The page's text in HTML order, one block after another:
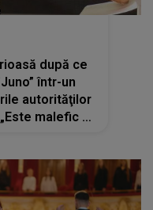
după ce
într-un
autorităţilor
malefic şi